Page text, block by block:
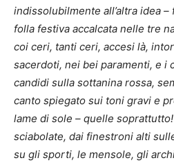
indissolubilmente all’altra idea
folla festiva accalcata nelle tre
coi ceri, tanti ceri, accesi là,
sacerdoti, nei bei paramenti, e i
candidi sulla sottanina rossa,
canto spiegato sui toni gravi e
lame di sole – quelle
sciabolate, dai finestroni alti
su gli sporti, le mensole, gli